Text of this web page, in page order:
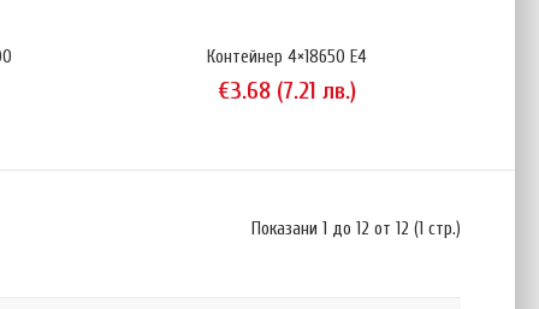
и ще потропват по време на транспорт.Показаните на
присъстват единствено с илюстративна цел...
Контейнер 4×18650 E4
€3.68 (7.21 лв.)
Показани 1 до 12 от 12 (1 стр.)